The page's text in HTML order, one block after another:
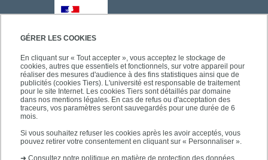
GÉRER LES COOKIES
En cliquant sur « Tout accepter », vous acceptez le stockage de
cookies, autres que essentiels et fonctionnels, sur votre appareil pour
réaliser des mesures d'audience à des fins statistiques ainsi que de
publicités (cookies Tiers). L'université est responsable de traitement
pour le site Internet. Les cookies Tiers sont détaillés par domaine
dans nos mentions légales. En cas de refus ou d'acceptation des
traceurs, vos paramètres seront sauvegardés pour une durée de 6
mois.
Si vous souhaitez refuser les cookies après les avoir acceptés, vous
pouvez retirer votre consentement en cliquant sur « Personnaliser ».